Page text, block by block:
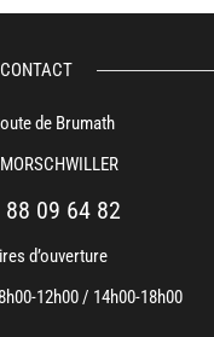
CONTACT
de Brumath
88 09 64 82
d’ouverture
12h00 / 14h00-18h00